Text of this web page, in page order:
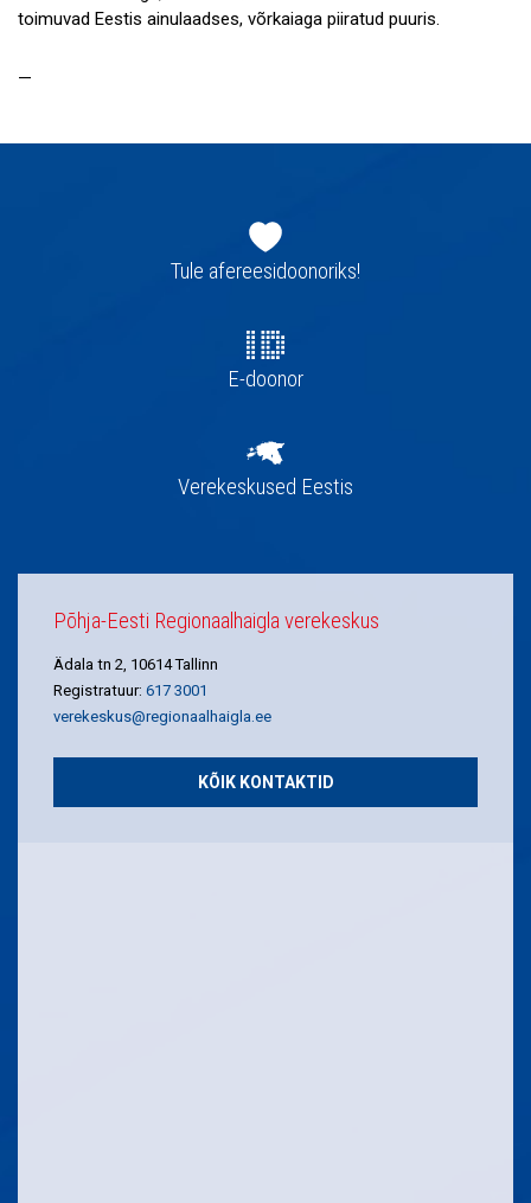
toimuvad Eestis ainulaadses, võrkaiaga piiratud puuris.
—
navigatsioonTule afereesidoonoriks!
E-doonor
Verekeskused Eestis
Põhja-Eesti Regionaalhaigla verekeskus
Ädala tn 2, 10614 Tallinn
Registratuur: 617 3001
verekeskus@regionaalhaigla.ee
KÕIK KONTAKTID